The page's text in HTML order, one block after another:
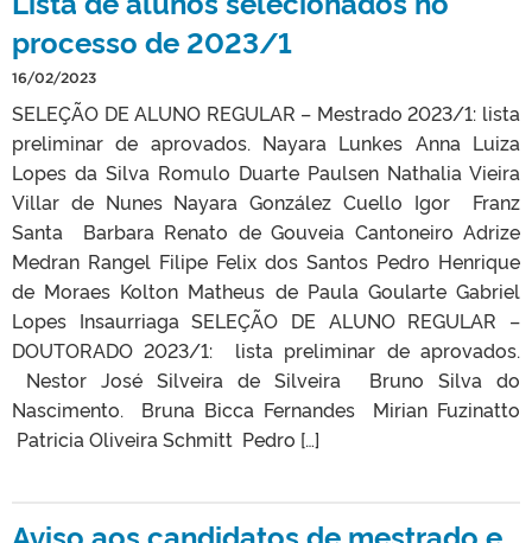
processo de 2023/1
16/02/2023
SELEÇÃO DE ALUNO REGULAR – Mestrado 2023/1: lista
preliminar de aprovados. Nayara Lunkes Anna Luiza
Lopes da Silva Romulo Duarte Paulsen Nathalia Vieira
Villar de Nunes Nayara González Cuello Igor Franz
Santa Barbara Renato de Gouveia Cantoneiro Adrize
Medran Rangel Filipe Felix dos Santos Pedro Henrique
de Moraes Kolton Matheus de Paula Goularte Gabriel
Lopes Insaurriaga SELEÇÃO DE ALUNO REGULAR –
DOUTORADO 2023/1: lista preliminar de aprovados.
Nestor José Silveira de Silveira Bruno Silva do
Nascimento. Bruna Bicca Fernandes Mirian Fuzinatto
Patricia Oliveira Schmitt Pedro […]
Aviso aos candidatos de mestrado e